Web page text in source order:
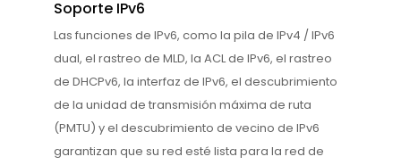
Soporte IPv6
Las funciones de IPv6, como la pila de IPv4 / IPv6
dual, el rastreo de MLD, la ACL de IPv6, el rastreo
de DHCPv6, la interfaz de IPv6, el descubrimiento
de la unidad de transmisión máxima de ruta
(PMTU) y el descubrimiento de vecino de IPv6
garantizan que su red esté lista para la red de